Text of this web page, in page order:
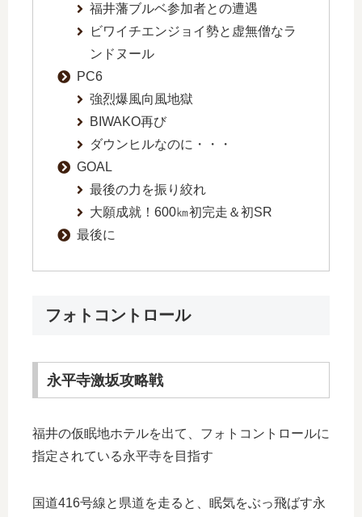
福井藩ブルベ参加者との遭遇
ビワイチエンジョイ勢と虚無僧なラ
ンドヌール
PC6
強烈爆風向風地獄
BIWAKO再び
ダウンヒルなのに・・・
GOAL
最後の力を振り絞れ
大願成就！600㎞初完走＆初SR
最後に
フォトコントロール
永平寺激坂攻略戦
福井の仮眠地ホテルを出て、フォトコントロールに
指定されている永平寺を目指す
国道416号線と県道を走ると、眠気をぶっ飛ばす永